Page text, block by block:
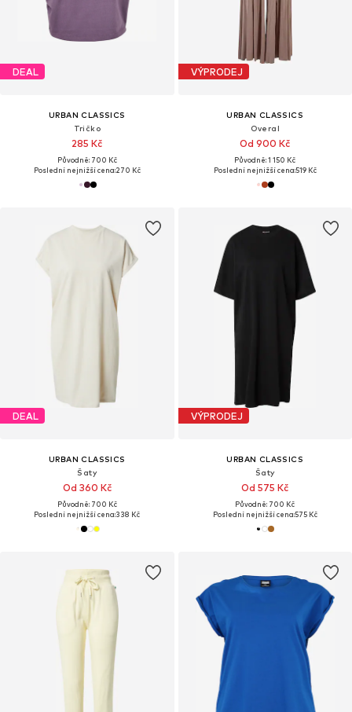
DEAL
URBAN CLASSICS
Tričko
285 Kč
Původně: 700 Kč
Poslední nejnižší cena:270 Kč
VÝPRODEJ
URBAN CLASSICS
Overal
Od 900 Kč
Původně: 1 150 Kč
Poslední nejnižší cena:519 Kč
DEAL
URBAN CLASSICS
Šaty
Od 360 Kč
Původně: 700 Kč
Poslední nejnižší cena:338 Kč
VÝPRODEJ
URBAN CLASSICS
Šaty
Od 575 Kč
Původně: 700 Kč
Poslední nejnižší cena:575 Kč